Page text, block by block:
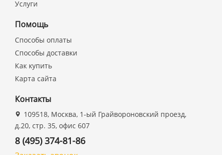
Услуги
Помощь
Способы оплаты
Способы доставки
Как купить
Карта сайта
Контакты
109518, Москва, 1-ый Грайвороновский проезд,
д.20, стр. 35, офис 607
8 (495) 374-81-86